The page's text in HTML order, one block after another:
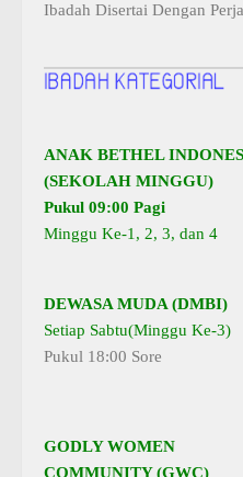
Ibadah Disertai Dengan
ANAK BETHEL
(SEKOLAH MINGGU)
Pukul 09:00 Pagi
Minggu Ke-1, 2, 3, dan 4
DEWASA MUDA (DMBI)
Setiap Sabtu(Minggu Ke-3)
Pukul 18:00 Sore
GODLY WOMEN
COMMUNITY (GWC)